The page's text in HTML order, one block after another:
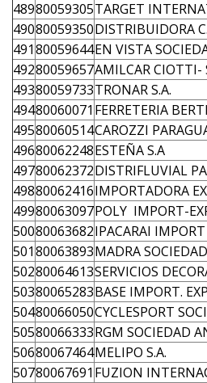
48980059305TARGET
49080059350DISTRIBUIDORA
49180059644EN VISTA
49280059657AMILCAR CIOTTI-
49380059733TRONAR S.A.
49480060071 FERRETERIA
49580060514CAROZZI
49680062248ESTEÑA S.A
49780062372DISTRIFLUVIAL
49880062416IMPORTADORA
49980063097POLY IMPORT-
50080063682IPACARAI
50180063893MADRA
50280064613SERVICIOS
50380065283BASE IMPORT.
50480066050CYCLESPORT
50580066333RGM SOCIEDAD
50680067464MELIPO S.A.
50780067691 FUZION